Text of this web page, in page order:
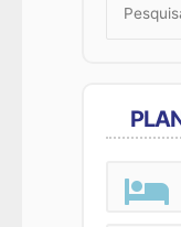
Search